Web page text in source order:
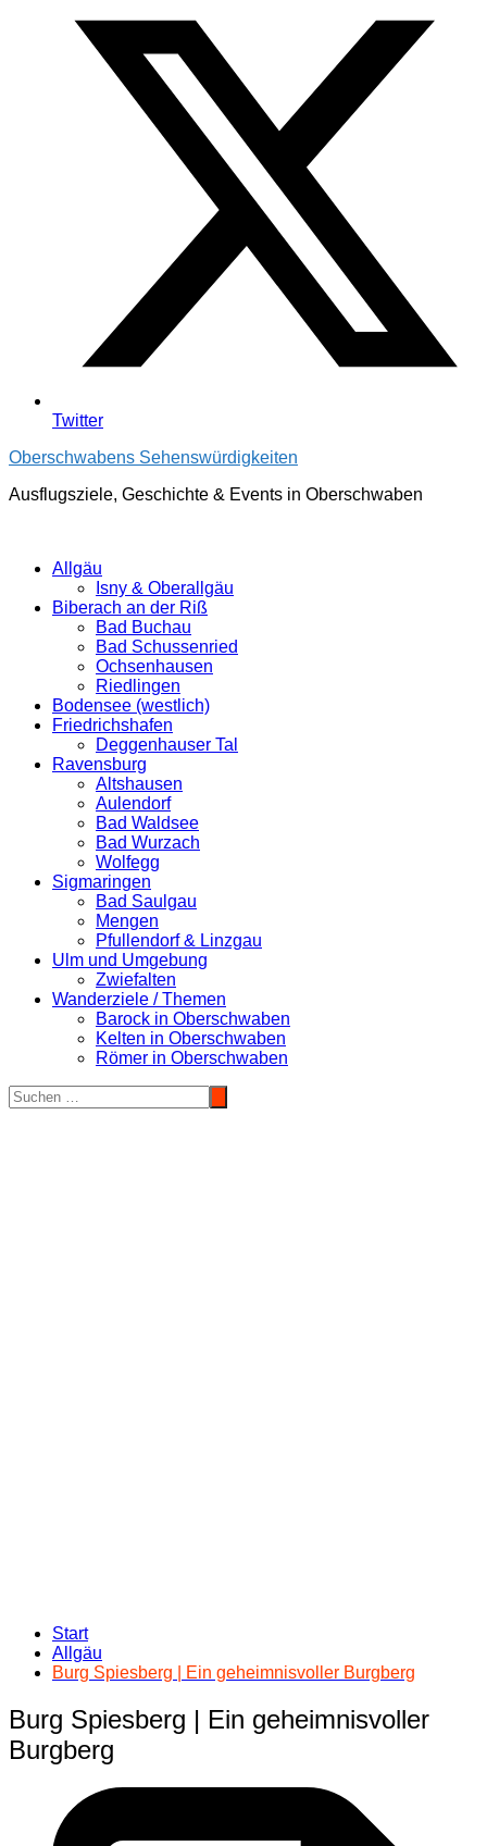
Twitter
Oberschwabens Sehenswürdigkeiten
Ausflugsziele, Geschichte & Events in Oberschwaben
Allgäu
Isny & Oberallgäu
Biberach an der Riß
Bad Buchau
Bad Schussenried
Ochsenhausen
Riedlingen
Bodensee (westlich)
Friedrichshafen
Deggenhauser Tal
Ravensburg
Altshausen
Aulendorf
Bad Waldsee
Bad Wurzach
Wolfegg
Sigmaringen
Bad Saulgau
Mengen
Pfullendorf & Linzgau
Ulm und Umgebung
Zwiefalten
Wanderziele / Themen
Barock in Oberschwaben
Kelten in Oberschwaben
Römer in Oberschwaben
Start
Allgäu
Burg Spiesberg | Ein geheimnisvoller Burgberg
Burg Spiesberg | Ein geheimnisvoller
Burgberg